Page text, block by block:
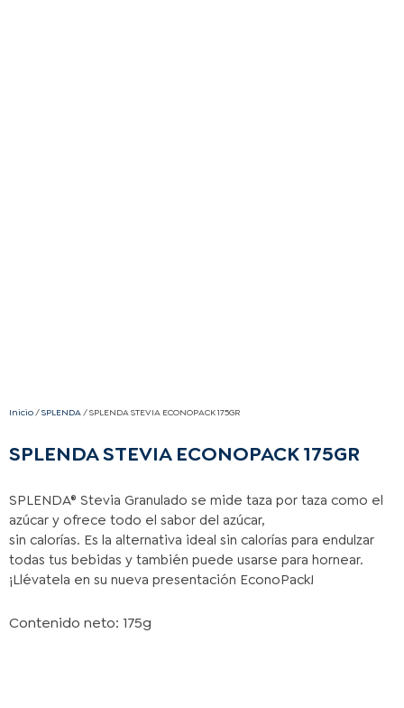
Inicio/SPLENDA/ SPLENDA STEVIA ECONOPACK 175GR
SPLENDA STEVIA ECONOPACK 175GR
SPLENDA® Stevia Granulado se mide taza por taza como el
azúcar y ofrece todo el sabor del azúcar,
sin calorías. Es la alternativa ideal sin calorías para endulzar
todas tus bebidas y también puede usarse para hornear.
¡Llévatela en su nueva presentación EconoPack!
Contenido neto: 175g